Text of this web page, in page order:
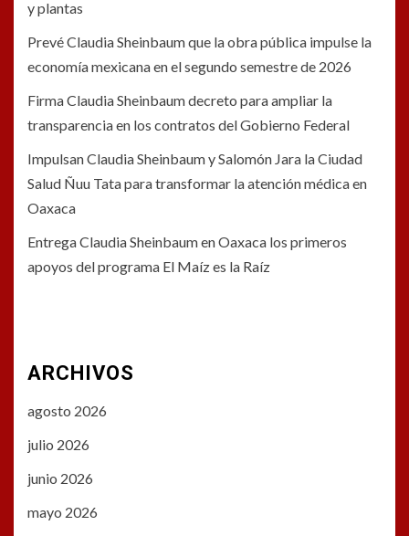
y plantas
Prevé Claudia Sheinbaum que la obra pública impulse la
economía mexicana en el segundo semestre de 2026
Firma Claudia Sheinbaum decreto para ampliar la
transparencia en los contratos del Gobierno Federal
Impulsan Claudia Sheinbaum y Salomón Jara la Ciudad
Salud Ñuu Tata para transformar la atención médica en
Oaxaca
Entrega Claudia Sheinbaum en Oaxaca los primeros
apoyos del programa El Maíz es la Raíz
ARCHIVOS
agosto 2026
julio 2026
junio 2026
mayo 2026